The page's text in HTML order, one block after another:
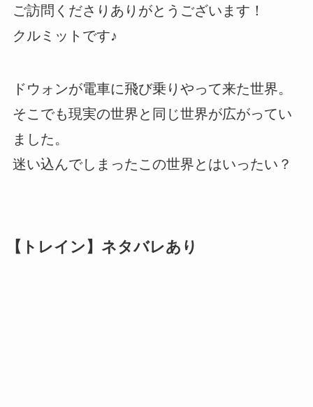
ご訪問くださりありがとうございます！
クルミットです♪
ドウォンが電車に飛び乗りやって来た世界。
そこでも現実の世界と同じ世界が広がってい
ました。
迷い込んでしまったこの世界とはいったい？
【トレイン】ネタバレあり